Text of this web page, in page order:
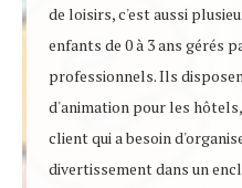
de loisirs, c'est aussi
enfants de 0 à 3 ans gérés
professionnels. Ils
d'animation pour les
client qui a besoin
divertissement dans un